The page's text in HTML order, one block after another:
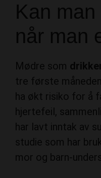
Kan
når man
Mødre som
tre første
ha økt risiko for å
hjertefeil,
har lavt inntak av
studie som har
mor og barn-